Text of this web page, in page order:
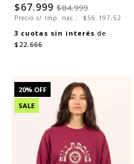
$67.999 $84.999
Precio s/ imp. nac.: $56.197,52
3 cuotas sin interés de
$22.666
20% OFF
SALE